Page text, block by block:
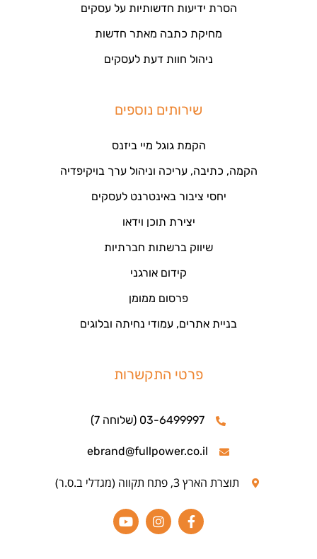
הסרת ידיעות חדשותיות על עסקים
מחיקת כתבה מאתר חדשות
ניהול חוות דעת לעסקים
שירותים נוספים
הקמת גוגל מיי ביזנס
הקמה, כתיבה, עריכה וניהול ערך בויקיפדיה
יחסי ציבור באינטרנט לעסקים
יצירת תוכן וידאו
שיווק ברשתות חברתיות
קידום אורגני
פרסום ממומן
בניית אתרים, עמודי נחיתה ובלוגים
פרטי התקשרות
03-6499997 (שלוחה 7)
ebrand@fullpower.co.il
תוצרת הארץ 3, פתח תקווה (מגדלי ב.ס.ר)